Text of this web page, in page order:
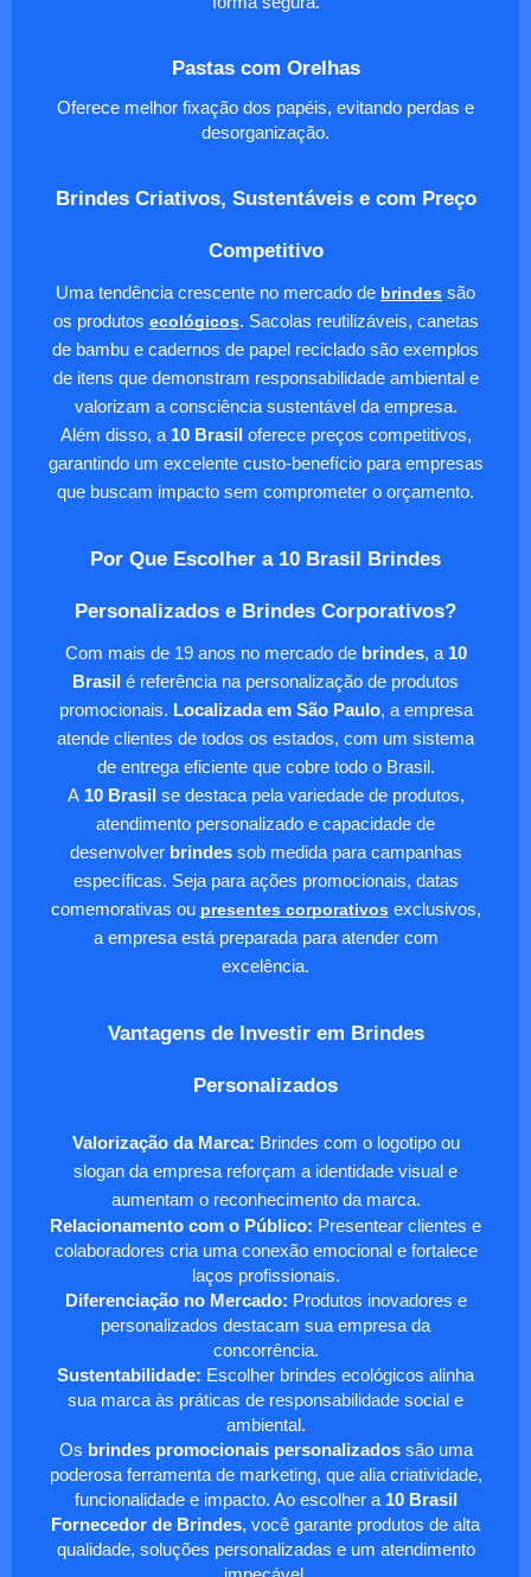
Pastas com Orelhas
Oferece melhor fixação dos papéis, evitando perdas e
desorganização.
Brindes Criativos, Sustentáveis e com Preço
Competitivo
Uma tendência crescente no mercado de brindes são
os produtos ecológicos. Sacolas reutilizáveis, canetas
de bambu e cadernos de papel reciclado são exemplos
de itens que demonstram responsabilidade ambiental e
valorizam a consciência sustentável da empresa.
Além disso, a 10 Brasil oferece preços competitivos,
garantindo um excelente custo-benefício para empresas
que buscam impacto sem comprometer o orçamento.
Por Que Escolher a 10 Brasil Brindes
Personalizados e Brindes Corporativos?
Com mais de 19 anos no mercado de brindes, a 10
Brasil é referência na personalização de produtos
promocionais. Localizada em São Paulo, a empresa
atende clientes de todos os estados, com um sistema
de entrega eficiente que cobre todo o Brasil.
A10 Brasil se destaca pela variedade de produtos,
atendimento personalizado e capacidade de
desenvolver brindessob medida para campanhas
específicas. Seja para ações promocionais, datas
comemorativas ou presentes corporativosexclusivos,
a empresa está preparada para atender com
excelência.
Vantagens de Investir em Brindes
Personalizados
Valorização da Marca: Brindes com o logotipo ou
slogan da empresa reforçam a identidade visual e
aumentam o reconhecimento da marca.
Relacionamento com o Público: Presentear clientes e
colaboradores cria uma conexão emocional e fortalece
laços profissionais.
Diferenciação no Mercado: Produtos inovadores e
personalizados destacam sua empresa da
concorrência.
Sustentabilidade: Escolher brindes ecológicos alinha
sua marca às práticas de responsabilidade social e
ambiental.
Os brindes promocionais personalizadossão uma
poderosa ferramenta de marketing, que alia criatividade,
funcionalidade e impacto. Ao escolher a 10 Brasil
Fornecedor de Brindes, você garante produtos de alta
qualidade, soluções personalizadas e um atendimento